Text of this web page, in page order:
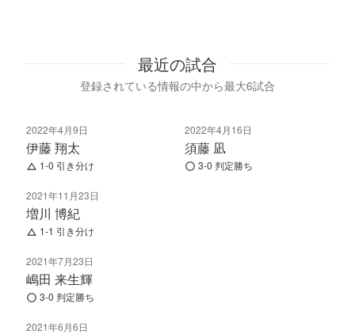
最近の試合
登録されている情報の中から最大6試合
2022年4月9日
伊藤 翔太
1-0 引き分け
2021年11月23日
増川 博紀
1-1 引き分け
2021年7月23日
嶋田 来生輝
3-0 判定勝ち
2021年6月6日
2022年4月16日
須藤 凪
3-0 判定勝ち